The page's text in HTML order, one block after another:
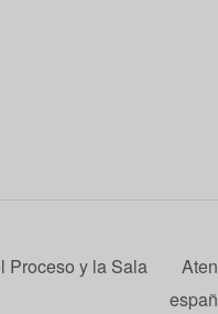
Proceso y la Sala